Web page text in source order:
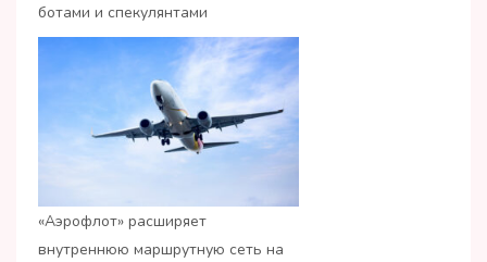
ботами и спекулянтами
«Аэрофлот» расширяет
внутреннюю маршрутную сеть на